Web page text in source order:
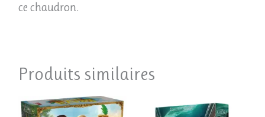
ce chaudron.
Produits similaires